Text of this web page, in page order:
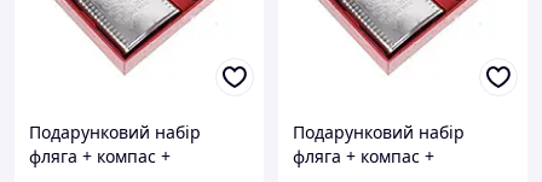
Подарунковий набір
фляга + компас +
Подарунковий набір
фляга + компас +